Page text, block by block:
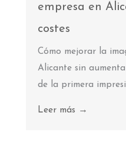
empresa en
costes
Cómo mejorar la
Alicante sin
de la primera
Leer más →